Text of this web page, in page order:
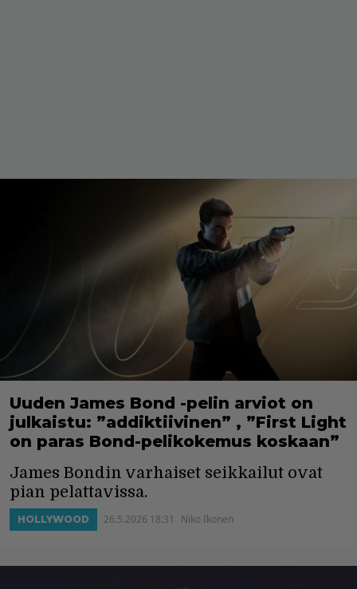
Uuden James Bond -pelin arviot on
julkaistu: ”addiktiivinen” , ”First Light
on paras Bond-pelikokemus koskaan”
James Bondin varhaiset seikkailut ovat
pian pelattavissa.
HOLLYWOOD 26.5.2026 18:31 Niko Ikonen